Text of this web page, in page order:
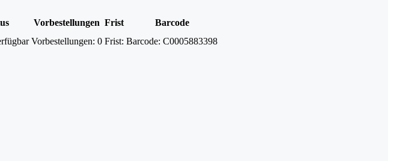
Vorbestellungen Frist
Barcode
Vorbestellungen: 0 Frist: Barcode: C0005883398